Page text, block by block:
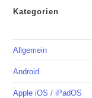
Kategorien
Allgemein
Android
Apple iOS / iPadOS